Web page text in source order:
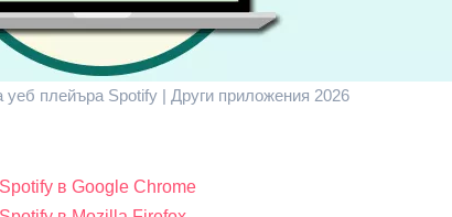
уеб плейъра Spotify | Други приложения 2026
в Google Chrome